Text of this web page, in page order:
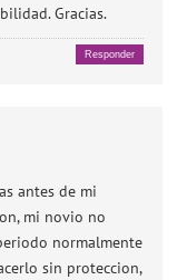
Gracias.
Responder
antes de mi
mi novio no
normalmente
sin proteccion,